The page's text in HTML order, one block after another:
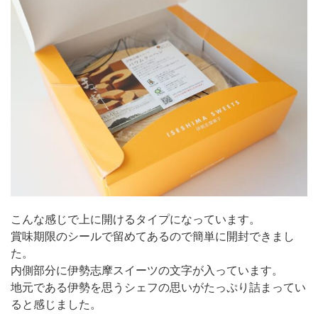
こんな感じで上に開けるタイプになっています。
賞味期限のシールで留めてあるので簡単に開封できまし
た。
内側部分に伊勢志摩スイーツの文字が入っています。
地元である伊勢を思うシェフの思いがたっぷり詰まってい
ると感じました。